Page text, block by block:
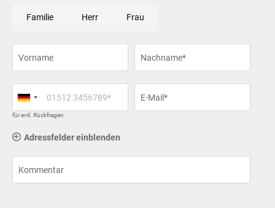
Familie Herr Frau
Vorname Nachname*
für evtl. Rückfragen
E-Mail*
Adressfelder einblenden
Kommentar